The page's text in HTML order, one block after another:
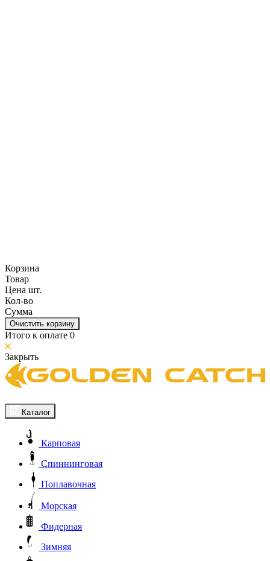
Корзина
Товар
Цена шт.
Кол-во
Сумма
Очистить корзину
Итого к оплате 0
Закрыть
Каталог
Карповая
Спиннинговая
Поплавочная
Морская
Фидерная
Зимняя